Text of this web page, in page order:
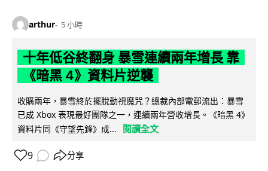
arthur 5 小時
十年低谷終翻身 暴雪連續兩年增長 靠
《暗黑 4》資料片逆襲
收購兩年，暴雪終於擺脫動視魔咒？總裁內部電郵流出：暴雪
已成 Xbox 表現最好團隊之一，連續兩年營收增長。《暗黑 4》
資料片同《守望先鋒》成...
閱讀全文
9 分享